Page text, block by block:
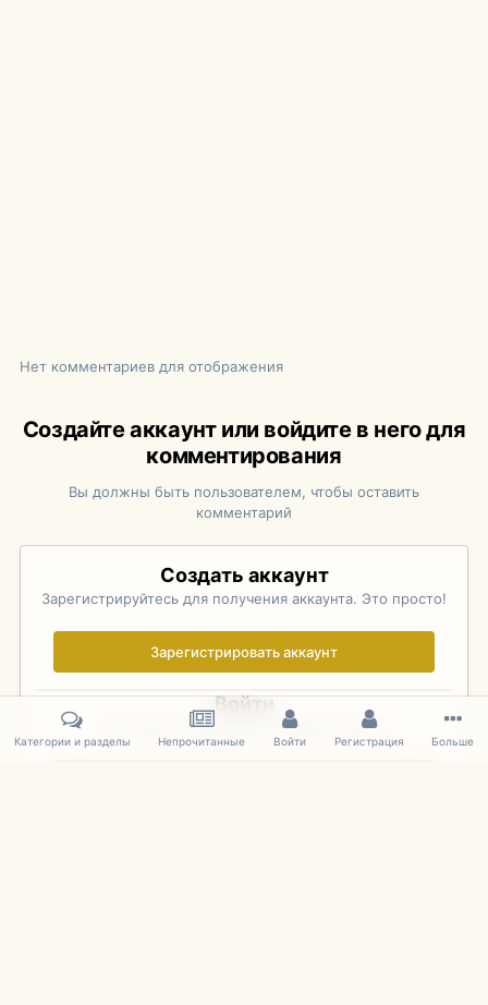
Нет комментариев для отображения
Создайте аккаунт или войдите в него для
комментирования
Вы должны быть пользователем, чтобы оставить
комментарий
Создать аккаунт
Зарегистрируйтесь для получения аккаунта. Это просто!
Зарегистрировать аккаунт
Войти
Уже зарегистрированы? Войдите здесь.
Категории и разделы Непрочитанные Войти Регистрация Больше